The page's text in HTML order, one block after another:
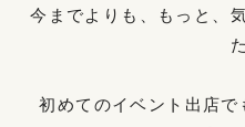
今までよりも、もっと、
初めてのイベント出店で